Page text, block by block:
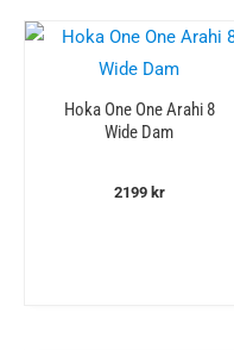
Hoka One One Arahi 8
Wide Dam
2199 kr